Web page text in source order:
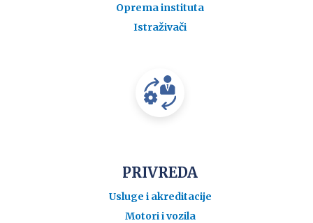
Oprema instituta
Istraživači
PRIVREDA
Usluge i akreditacije
Motori i vozila